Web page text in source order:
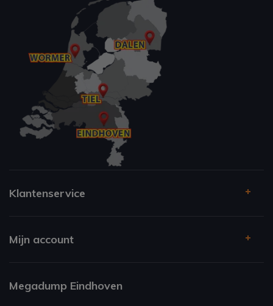
Klantenservice
Mijn account
Megadump Eindhoven